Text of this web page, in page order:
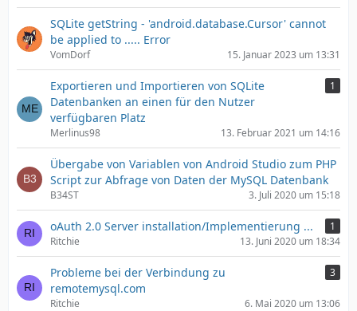
SQLite getString - 'android.database.Cursor' cannot
be applied to ..... Error
VomDorf 15. Januar 2023 um 13:31
Exportieren und Importieren von SQLite
Datenbanken an einen für den Nutzer
verfügbaren Platz
1
Merlinus98 13. Februar 2021 um 14:16
Übergabe von Variablen von Android Studio zum PHP
Script zur Abfrage von Daten der MySQL Datenbank
B34ST 3. Juli 2020 um 15:18
oAuth 2.0 Server installation/Implementierung ...
1
Ritchie
13. Juni 2020 um 18:34
Probleme bei der Verbindung zu
remotemysql.com
3
Ritchie 6. Mai 2020 um 13:06